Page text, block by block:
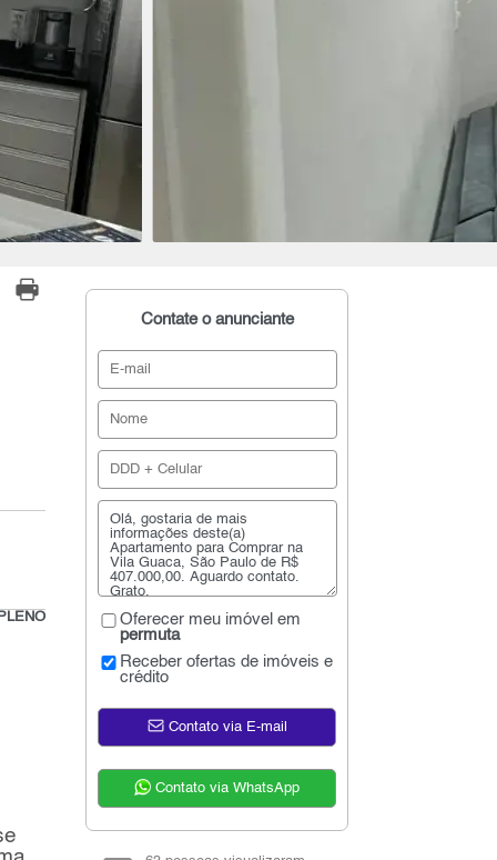
Contate o anunciante
Oferecer meu imóvel em
permuta
Receber ofertas de imóveis e
crédito
Contato via E-mail
Contato via WhatsApp